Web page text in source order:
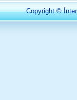
Copyright ©